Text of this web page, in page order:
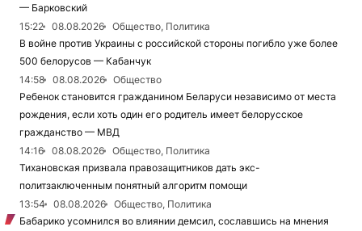
— Барковский
15:22
08.08.2026
Общество, Политика
В войне против Украины с российской стороны погибло уже более
500 белорусов — Кабанчук
14:58
08.08.2026
Общество
Ребенок становится гражданином Беларуси независимо от места
рождения, если хоть один его родитель имеет белорусское
гражданство — МВД
14:16
08.08.2026
Общество, Политика
Тихановская призвала правозащитников дать экс-
политзаключенным понятный алгоритм помощи
13:54
08.08.2026
Общество, Политика
Бабарико усомнился во влиянии демсил, сославшись на мнения